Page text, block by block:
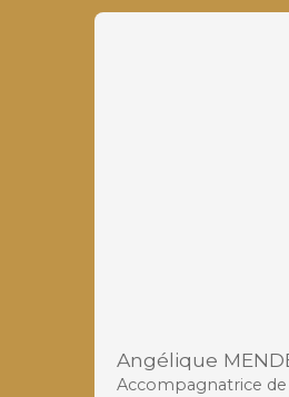
Angélique
Accompagnatrice